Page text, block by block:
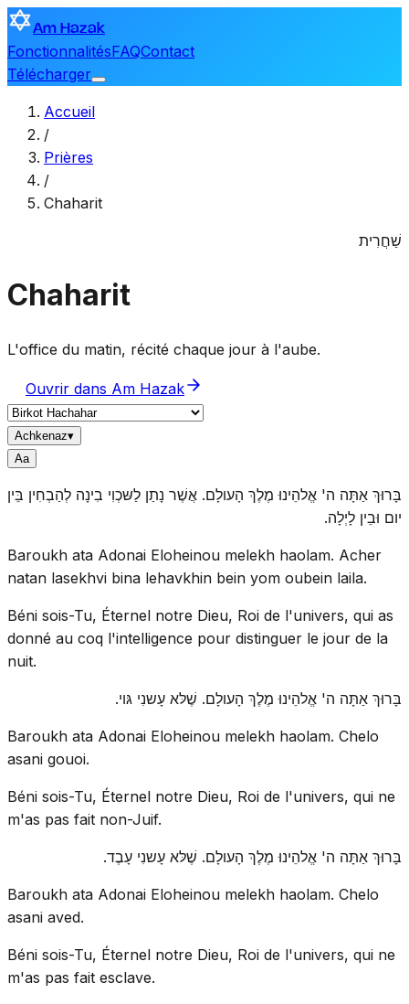
Am Hazak
FonctionnalitésFAQContact
Télécharger
Accueil
/
Prières
/
Chaharit
שַׁחֲרִית
Chaharit
L'office du matin, récité chaque jour à l'aube.
Ouvrir dans Am Hazak
Achkenaz▾
Aa
בָּרוּךְ אַתָּה ה' אֱלהֵינוּ מֶלֶךְ הָעולָם. אֲשֶׁר נָתַן לַשּכְוִי בִינָה לְהַבְחִין בֵּין
יום וּבֵין לָיְלָה.
Baroukh ata Adonai Eloheinou melekh haolam. Acher
natan lasekhvi bina lehavkhin bein yom oubein laila.
Béni sois-Tu, Éternel notre Dieu, Roi de l'univers, qui as
donné au coq l'intelligence pour distinguer le jour de la
nuit.
בָּרוּךְ אַתָּה ה' אֱלהֵינוּ מֶלֶךְ הָעולָם. שֶׁלּא עָשנִי גּוי.
Baroukh ata Adonai Eloheinou melekh haolam. Chelo
asani gouoi.
Béni sois-Tu, Éternel notre Dieu, Roi de l'univers, qui ne
m'as pas fait non-Juif.
בָּרוּךְ אַתָּה ה' אֱלהֵינוּ מֶלֶךְ הָעולָם. שֶׁלּא עָשנִי עָבֶד.
Baroukh ata Adonai Eloheinou melekh haolam. Chelo
asani aved.
Béni sois-Tu, Éternel notre Dieu, Roi de l'univers, qui ne
m'as pas fait esclave.